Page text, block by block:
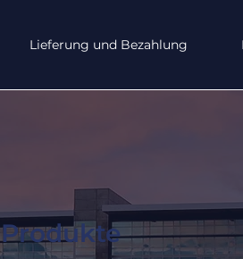
Lieferung und Bezahlung
Produkte